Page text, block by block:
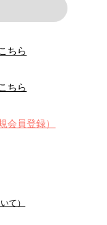
ちら
ちら
会員登録）
て）